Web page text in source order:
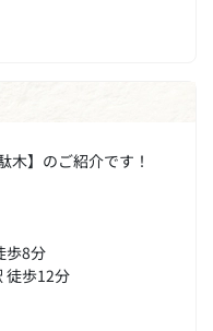
木】のご紹介です！
歩8分
徒歩12分